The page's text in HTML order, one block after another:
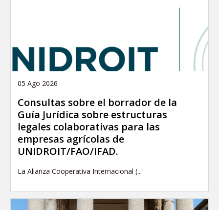
05 Ago 2026
Consultas sobre el borrador de la
Guía Jurídica sobre estructuras
legales colaborativas para las
empresas agrícolas de
UNIDROIT/FAO/IFAD.
La Alianza Cooperativa Internacional (...